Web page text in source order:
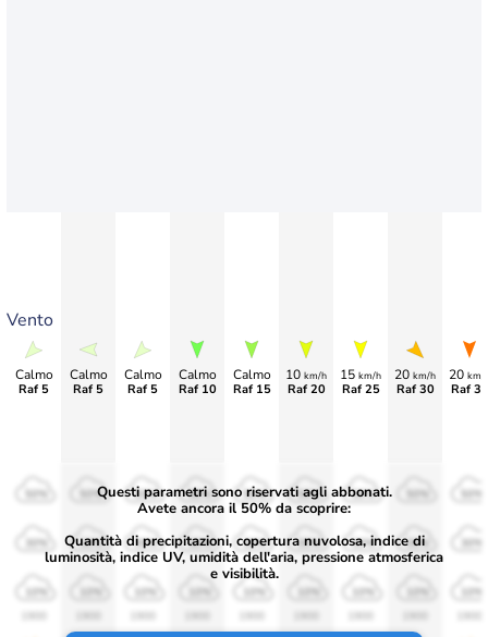
Vento
Calmo
Raf 5
Calmo
Raf 5
Calmo
Raf 5
Calmo
Raf 10
Calmo
Raf 15
10 km/h
Raf 20
15 km/h
Raf 25
20 km/h
Raf 30
20 km/
Raf 35
50%
30%
10%
50%
30%
50%
30%
10%
50%
30%
50%
30%
10%
50%
30%
50%
30%
10%
30% 30%
Questi parametri sono riservati agli abbonati.
Avete ancora il 50% da scoprire:
Quantità di precipitazioni, copertura nuvolosa, indice di
luminosità, indice UV, umidità dell'aria, pressione atmosferica
e visibilità.